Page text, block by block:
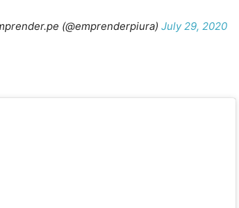
(@emprenderpiura) July 29, 2020